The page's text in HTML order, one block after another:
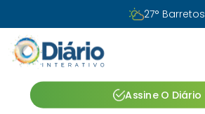
27° Barretos
Assine O Diário